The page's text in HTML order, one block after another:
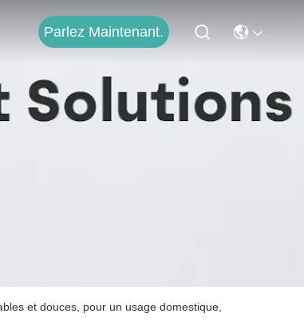
Parlez Maintenant.
et douces, pour un usage domestique,